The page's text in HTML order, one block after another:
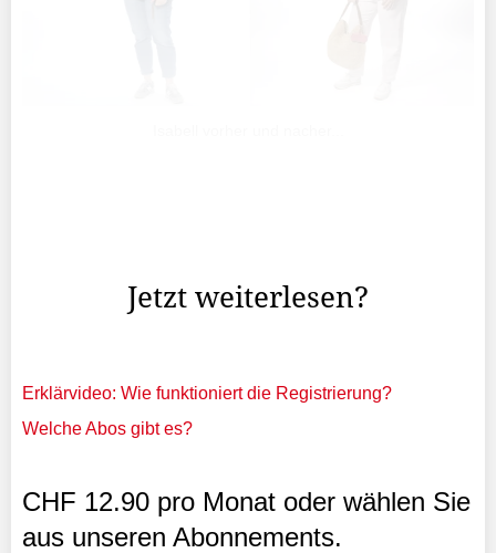
Jetzt weiterlesen?
Erklärvideo: Wie funktioniert die Registrierung?
Welche Abos gibt es?
CHF 12.90 pro Monat oder wählen Sie
aus unseren Abonnements.